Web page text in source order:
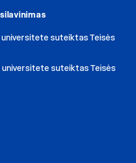
universitete suteiktas Teisės
universitete suteiktas Teisės